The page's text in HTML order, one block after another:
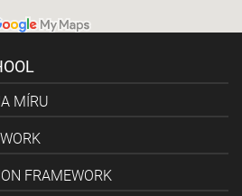
MÍRU
FRAMEWORK